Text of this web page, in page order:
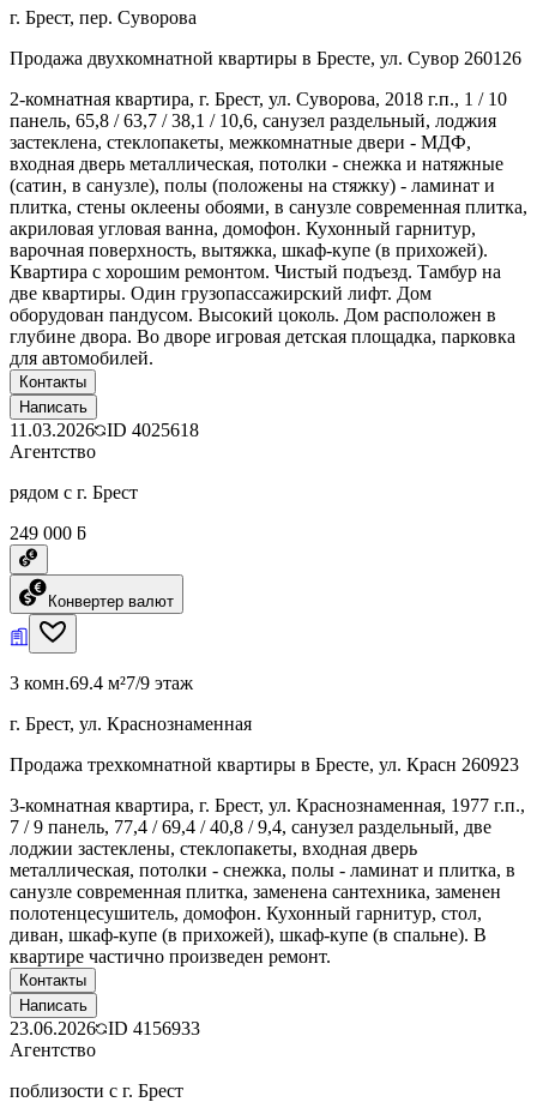
г. Брест, пер. Суворова
Продажа двухкомнатной квартиры в Бресте, ул. Сувор 260126
2-комнатная квартира, г. Брест, ул. Суворова, 2018 г.п., 1 / 10
панель, 65,8 / 63,7 / 38,1 / 10,6, санузел раздельный, лоджия
застеклена, стеклопакеты, межкомнатные двери - МДФ,
входная дверь металлическая, потолки - снежка и натяжные
(сатин, в санузле), полы (положены на стяжку) - ламинат и
плитка, стены оклеены обоями, в санузле современная плитка,
акриловая угловая ванна, домофон. Кухонный гарнитур,
варочная поверхность, вытяжка, шкаф-купе (в прихожей).
Квартира с хорошим ремонтом. Чистый подъезд. Тамбур на
две квартиры. Один грузопассажирский лифт. Дом
оборудован пандусом. Высокий цоколь. Дом расположен в
глубине двора. Во дворе игровая детская площадка, парковка
для автомобилей.
Контакты
Написать
11.03.2026 ID 4025618
Агентство
рядом с г. Брест
249 000 ƃ
Конвертер валют
3 комн.69.4 м²7/9 этаж
г. Брест, ул. Краснознаменная
Продажа трехкомнатной квартиры в Бресте, ул. Красн 260923
3-комнатная квартира, г. Брест, ул. Краснознаменная, 1977 г.п.,
7 / 9 панель, 77,4 / 69,4 / 40,8 / 9,4, санузел раздельный, две
лоджии застеклены, стеклопакеты, входная дверь
металлическая, потолки - снежка, полы - ламинат и плитка, в
санузле современная плитка, заменена сантехника, заменен
полотенцесушитель, домофон. Кухонный гарнитур, стол,
диван, шкаф-купе (в прихожей), шкаф-купе (в спальне). В
квартире частично произведен ремонт.
Контакты
Написать
23.06.2026 ID 4156933
Агентство
поблизости с г. Брест